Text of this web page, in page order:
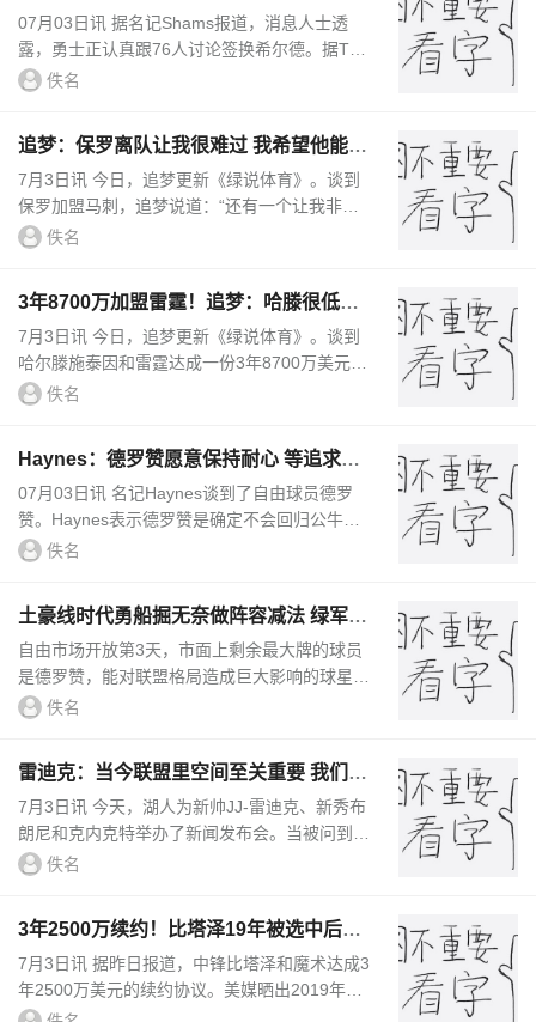
...
相关 最终形成五方大交易
07月03日讯 据名记Shams报道，消息人士透
露，勇士正认真跟76人讨论签换希尔德。据TA
名记John Hollinger报道，消息人士透露，勇士
佚名
追梦：保罗离队让我很难过 我希望他能在
勇士结束自己的职业生涯
7月3日讯 今日，追梦更新《绿说体育》。谈到
保罗加盟马刺，追梦说道：“还有一个让我非常
难过的事情。那就是保罗的离队，不知道为什
佚名
3年8700万加盟雷霆！追梦：哈滕很低调&
努力 喜欢看到励志的故事
7月3日讯 今日，追梦更新《绿说体育》。谈到
哈尔滕施泰因和雷霆达成一份3年8700万美元的
合同，追梦说道：“哈滕前几年还在发展联盟，
佚名
Haynes：德罗赞愿意保持耐心 等追求者
为他腾好薪资空间
07月03日讯 名记Haynes谈到了自由球员德罗
赞。Haynes表示德罗赞是确定不会回归公牛，
公牛愿意帮他完成签换。同时，德罗赞那愿意在
佚名
土豪线时代勇船掘无奈做阵容减法 绿军成
标杆下季最强对手是谁？
自由市场开放第3天，市面上剩余最大牌的球员
是德罗赞，能对联盟格局造成巨大影响的球星基
本名花有主。当然，严谨一点，勒布朗-詹姆斯
佚名
雷迪克：当今联盟里空间至关重要 我们要
在最佳球员旁边放上射手
7月3日讯 今天，湖人为新帅JJ-雷迪克、新秀布
朗尼和克内克特举办了新闻发布会。当被问到布
朗尼和克内克特的投篮能力如何给球队带来影响
佚名
3年2500万续约！比塔泽19年被选中后无
人问津 旁边锡安则人山人海
7月3日讯 据昨日报道，中锋比塔泽和魔术达成3
年2500万美元的续约协议。美媒晒出2019年比
塔泽在首轮第18顺位选中后接受采访时的场景，